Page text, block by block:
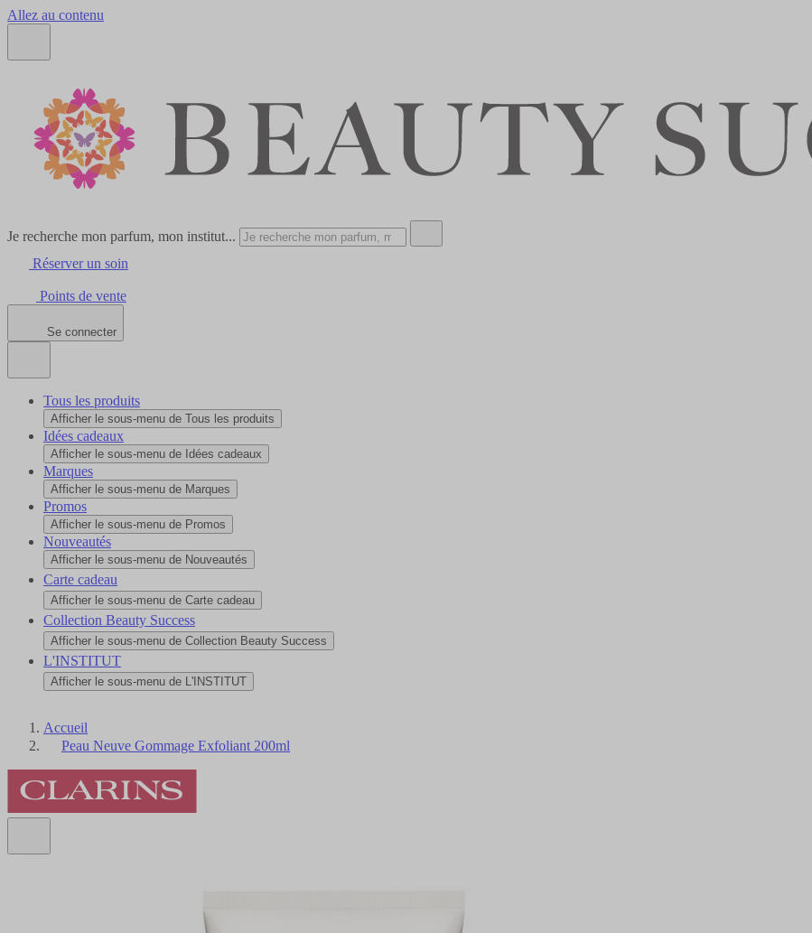
Allez au contenu
Je recherche mon parfum, mon institut...
Réserver un soin
Points de vente
Se connecter
Tous les produits
Afficher le sous-menu de Tous les produits
Idées cadeaux
Afficher le sous-menu de Idées cadeaux
Marques
Afficher le sous-menu de Marques
Promos
Afficher le sous-menu de Promos
Nouveautés
Afficher le sous-menu de Nouveautés
Carte cadeau
Afficher le sous-menu de Carte cadeau
Collection Beauty Success
Afficher le sous-menu de Collection Beauty Success
L'INSTITUT
Afficher le sous-menu de L'INSTITUT
Accueil
Peau Neuve Gommage Exfoliant 200ml